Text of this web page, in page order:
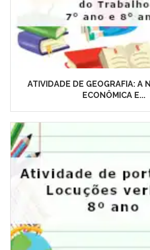
ATIVIDADE DE GEOGRAFIA: A
ECONÔMICA E...